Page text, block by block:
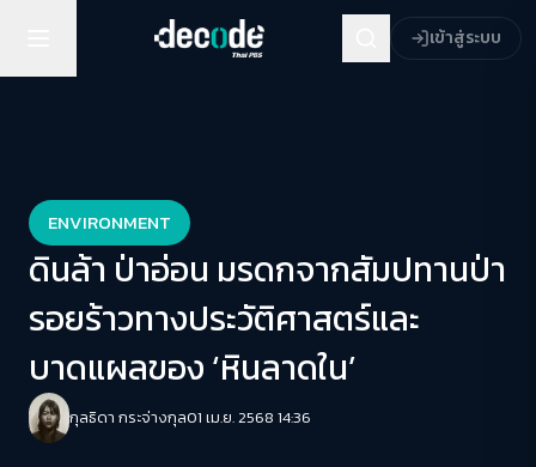
เข้าสู่ระบบ
ENVIRONMENT
ดินล้า ป่าอ่อน มรดกจากสัมปทานป่า
รอยร้าวทางประวัติศาสตร์และ
บาดแผลของ ‘หินลาดใน’
กุลธิดา กระจ่างกุล01 เม.ย. 2568 14:36